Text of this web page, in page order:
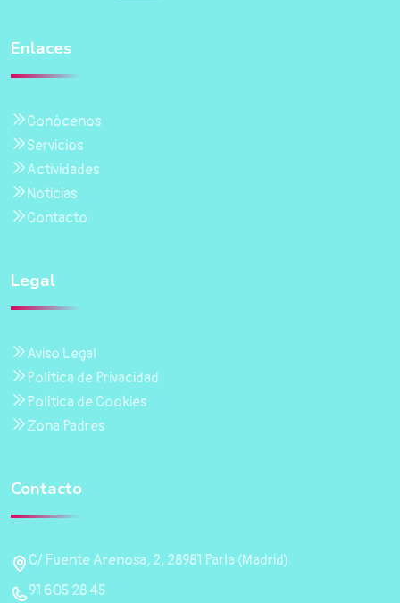
Enlaces
Conócenos
Servicios
Actividades
Noticias
Contacto
Legal
Aviso Legal
Política de Privacidad
Política de Cookies
Zona Padres
Contacto
C/ Fuente Arenosa, 2, 28981 Parla (Madrid)
91 605 28 45